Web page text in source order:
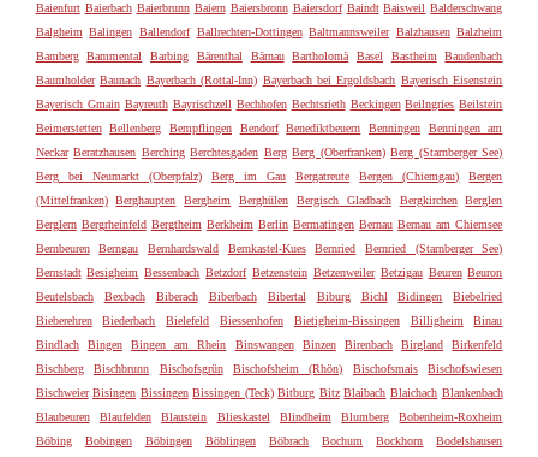
Baienfurt Baierbach Baierbrunn Baiern Baiersbronn Baiersdorf Baindt Baisweil Balderschwang
Balgheim Balingen Ballendorf Ballrechten-Dottingen Baltmannsweiler Balzhausen Balzheim
Bamberg
Bammental Barbing Bärenthal Bärnau Bartholomä Basel Bastheim
Baudenbach
Baumholder Baunach Bayerbach (Rottal-Inn) Bayerbach bei Ergoldsbach Bayerisch Eisenstein
Bayerisch Gmain Bayreuth Bayrischzell Bechhofen Bechtsrieth Beckingen Beilngries Beilstein
Beimerstetten
Bellenberg Bempflingen Bendorf Benediktbeuern Benningen
Benningen am
Neckar Beratzhausen Berching Berchtesgaden Berg Berg (Oberfranken) Berg (Starnberger See)
Berg bei Neumarkt (Oberpfalz)
Berg im Gau Bergatreute Bergen (Chiemgau)
Bergen
(Mittelfranken)
Berghaupten Bergheim Berghülen Bergisch Gladbach Bergkirchen
Berglen
Berglern Bergrheinfeld Bergtheim Berkheim Berlin Bermatingen Bernau Bernau am Chiemsee
Bernbeuren
Berngau Bernhardswald Bernkastel-Kues Bernried
Bernried (Starnberger See)
Bernstadt Besigheim Bessenbach Betzdorf Betzenstein Betzenweiler Betzigau Beuren Beuron
Beutelsbach
Bexbach Biberach Biberbach Bibertal Biburg Bichl Bidingen
Biebelried
Bieberehren
Biederbach Bielefeld Biessenhofen Bietigheim-Bissingen Billigheim
Binau
Bindlach
Bingen Bingen am Rhein Binswangen Binzen Birenbach Birgland
Birkenfeld
Bischberg
Bischbrunn Bischofsgrün Bischofsheim (Rhön) Bischofsmais
Bischofswiesen
Bischweier Bisingen Bissingen Bissingen (Teck) Bitburg Bitz Blaibach Blaichach Blankenbach
Blaubeuren
Blaufelden Blaustein Blieskastel Blindheim Blumberg
Bobenheim-Roxheim
Böbing
Bobingen Böbingen Böblingen Böbrach Bochum Bockhorn
Bodelshausen